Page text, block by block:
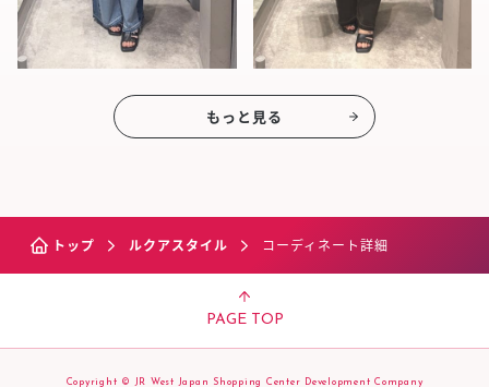
もっと見る
トップ ルクアスタイル コーディネート詳細
PAGE TOP
Copyright © JR West Japan Shopping Center Development Company